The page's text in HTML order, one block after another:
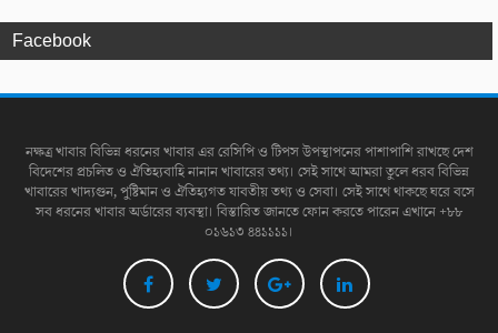
Facebook
নক্ষত্র খাবার বিভিন্ন ধরনের খাবার এর রেসিপি ও টিপস উপস্থাপনের পাশাপাশি রাখছে দেশ
বিদেশের প্রচলিত ও ঐতিহ্যবাহি নানান খাবারের তথ্য। সেই সাথে আমরা তুলে ধরব বিভিন্ন
খাবারের খাদ্যগুন, পুষ্টিমান ও ঐতিহ্যগত যাবতীয় তথ্য ও সেবা। সেই সাথে থাকছে ঘরে বসে
সব ধরনের খাবার অর্ডারের ব্যবস্থা। বিস্তারিত জানতে ফোন করতে পারেন এখানে +৮৮
০১৬১৩ ৪৪১১১১।